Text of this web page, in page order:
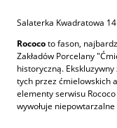
Salaterka Kwadratowa
Rococoto fason,
Zakładów Porcelany
historyczną.
tych przez ćmielowskich
elementy serwisu
wywołuje